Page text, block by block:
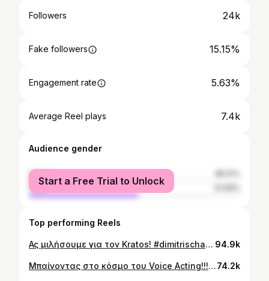
Followers 24k
Fake followers 15.15%
Engagement rate 5.63%
Average Reel plays 7.4k
Audience gender
female
male
Start a Free Trial to Unlock
Top performing Reels
Ας μιλήσουμε για τον Kratos! #dimitrischavres #nikikatakratos #actorslife #playstation #godofwar #kratos #fy #fyp #gameathlon #gow #greekkratos #santamonica #videogames #gamingmemes #greekgaming #foryou #instagood 94.9k
Μπαίνοντας στο κόσμο του Voice Acting!!!pt.5 #voiceacting #tips #kratos #godofwar #playstation #instagood #foryou #dimitrischavres #actorslife #videogames74.2k